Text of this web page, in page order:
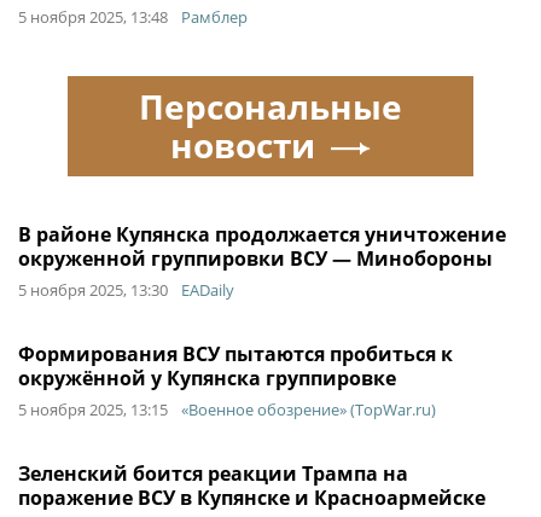
5 ноября 2025, 13:48 Рамблер
В районе Купянска продолжается уничтожение
окруженной группировки ВСУ — Минобороны
5 ноября 2025, 13:30 EADaily
Формирования ВСУ пытаются пробиться к
окружённой у Купянска группировке
5 ноября 2025, 13:15 «Военное обозрение» (TopWar.ru)
Зеленский боится реакции Трампа на
поражение ВСУ в Купянске и Красноармейске
Персональные
новости